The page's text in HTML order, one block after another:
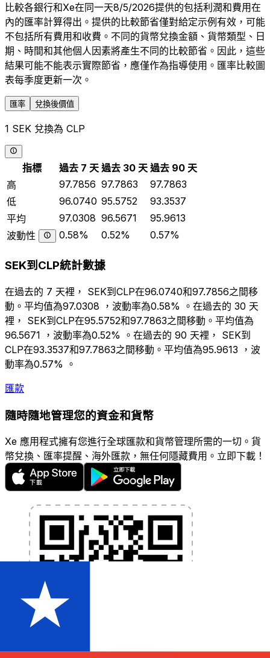
比較各銀行和Xe在同一天8/5/2026提供的包括利潤和費用在
內的匯率計算得出。提供的比較節省僅對給定示例有效，可能
不包括所有費用和收費。不同的貨幣兌換金額、貨幣類型、日
期、時間和其他個人因素將產生不同的比較節省。因此，這些
結果可能不能表示實際節省，應僅作為指導使用。匯率比較圖
表每季度更新一次。
匯率 兌換後價值
1 SEK 兌換為 CLP
指標 過去 7 天 過去 30 天 過去 90 天
高
97.7856 97.7863
97.7863
低
96.0740 95.5752
93.3537
平均
97.0308 96.5671
95.9613
波動性
0.58% 0.52% 0.57%
SEK到CLP統計數據
在過去的 7 天裡， SEK到CLP在96.0740和97.7856之間移
動。平均值為97.0308 ，波動率為0.58% 。在過去的 30 天
裡， SEK到CLP在95.5752和97.7863之間移動。平均值為
96.5671 ，波動率為0.52% 。在過去的 90 天裡， SEK到
CLP在93.3537和97.7863之間移動。平均值為95.9613 ，波
動率為0.57% 。
匯款
隨時隨地管理您的資金和貨幣
Xe 應用程式擁有您進行全球匯款和貨幣管理所需的一切。貨
幣兌換、匯率提醒、海外匯款，無任何隱藏費用。立即下載！